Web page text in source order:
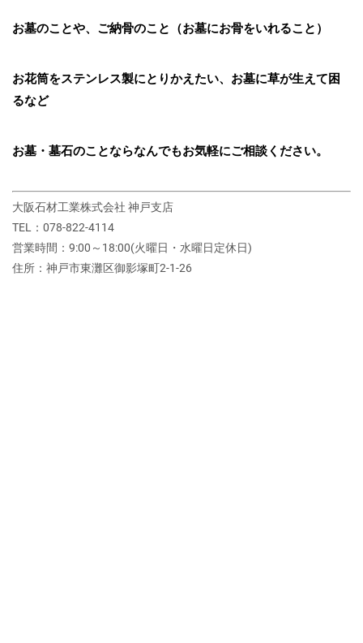
お墓のことや、ご納骨のこと（お墓にお骨をいれること）
お花筒をステンレス製にとりかえたい、お墓に草が生えて困
るなど
お墓・墓石のことならなんでもお気軽にご相談ください。
大阪石材工業株式会社 神戸支店
TEL：078-822-4114
営業時間：9:00～18:00(火曜日・水曜日定休日)
住所：神戸市東灘区御影塚町2‐1‐26